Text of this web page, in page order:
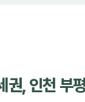
권, 인천 부